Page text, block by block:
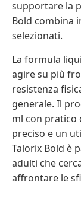
supportare la
Bold combina
selezionati.
La formula
agire su più
resistenza
generale. Il
ml con pratico
preciso e un
Talorix Bold è
adulti che
affrontare le